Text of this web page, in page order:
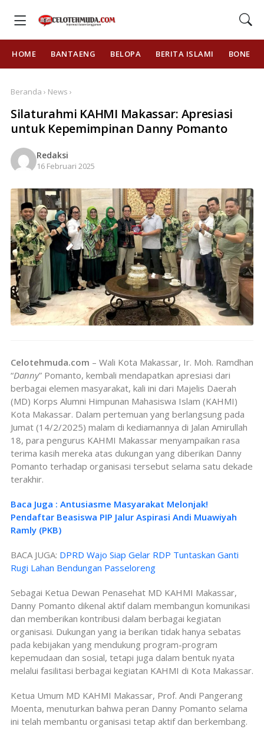
HOME BANTAENG BELOPA BERITA ISLAMI BONE
Beranda › News ›
Silaturahmi KAHMI Makassar: Apresiasi
untuk Kepemimpinan Danny Pomanto
Redaksi
16 Februari 2025
Celotehmuda.com – Wali Kota Makassar, Ir. Moh. Ramdhan
“Danny” Pomanto, kembali mendapatkan apresiasi dari
berbagai elemen masyarakat, kali ini dari Majelis Daerah
(MD) Korps Alumni Himpunan Mahasiswa Islam (KAHMI)
Kota Makassar. Dalam pertemuan yang berlangsung pada
Jumat (14/2/2025) malam di kediamannya di Jalan Amirullah
18, para pengurus KAHMI Makassar menyampaikan rasa
terima kasih mereka atas dukungan yang diberikan Danny
Pomanto terhadap organisasi tersebut selama satu dekade
terakhir.
Baca Juga : Antusiasme Masyarakat Melonjak!
Pendaftar Beasiswa PIP Jalur Aspirasi Andi Muawiyah
Ramly (PKB)
BACA JUGA: DPRD Wajo Siap Gelar RDP Tuntaskan Ganti
Rugi Lahan Bendungan Passeloreng
Sebagai Ketua Dewan Penasehat MD KAHMI Makassar,
Danny Pomanto dikenal aktif dalam membangun komunikasi
dan memberikan kontribusi dalam berbagai kegiatan
organisasi. Dukungan yang ia berikan tidak hanya sebatas
pada kebijakan yang mendukung program-program
kepemudaan dan sosial, tetapi juga dalam bentuk nyata
melalui fasilitasi berbagai kegiatan KAHMI di Kota Makassar.
Ketua Umum MD KAHMI Makassar, Prof. Andi Pangerang
Moenta, menuturkan bahwa peran Danny Pomanto selama
ini telah membantu organisasi tetap aktif dan berkembang.